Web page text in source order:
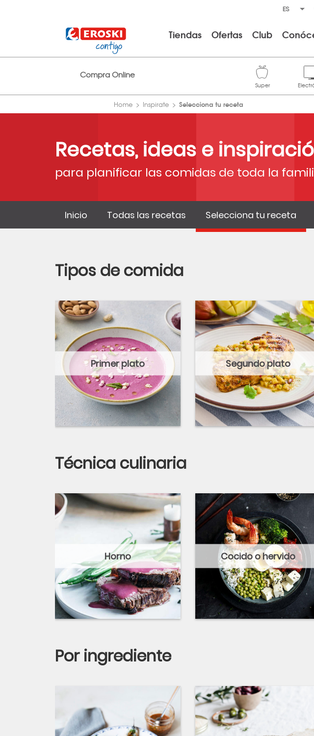
Tiendas Ofertas Club
Compra Online
Home Inspirate Selecciona tu receta
Recetas, ideas e
para planificar las comidas de toda la
Inicio Todas las recetas Selecciona tu receta
Tipos de comida
Primer plato Segundo plato
Técnica culinaria
Horno Cocido o hervido
Por ingrediente